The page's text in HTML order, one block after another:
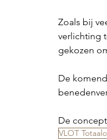
Zoals bij
verlichting
gekozen
De
De
VLOT